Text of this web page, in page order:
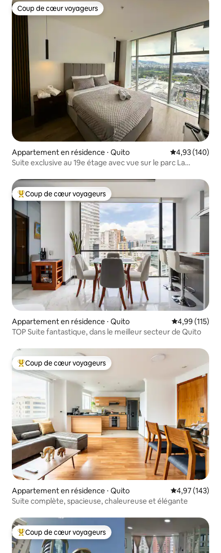
Coup de cœur voyageurs
Coup de cœur voyageurs
Appartement en résidence ⋅ Quito Évaluation
4,93 (140)
Suite exclusive au 19e étage avec vue sur le parc La
Coups de cœur voyageurs les plus appréciés
Coup de cœur voyageurs
Appartement en résidence ⋅ Quito Évaluation
4,99 (115)
TOP Suite fantastique, dans le meilleur secteur de Quito
Coups de cœur voyageurs les plus appréciés
Coup de cœur voyageurs
Appartement en résidence ⋅ Quito Évaluation
4,97 (143)
Suite complète, spacieuse, chaleureuse et élégante
Coups de cœur voyageurs les plus appréciés
Coup de cœur voyageurs